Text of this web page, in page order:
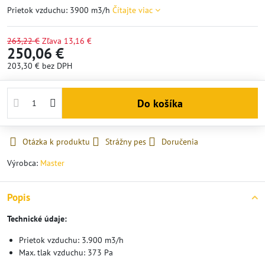
Prietok vzduchu: 3900 m3/h Čítajte viac
263,22 € Zľava 13,16 €
250,06 €
203,30 € bez DPH
Do košíka
Otázka k produktu Strážny pes
Doručenia
Výrobca: Master
Popis
Technické údaje:
Prietok vzduchu: 3.900 m3/h
Max. tlak vzduchu: 373 Pa